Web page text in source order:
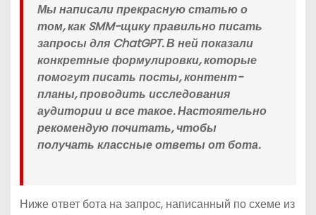
Мы написали прекрасную статью о
том, как SMM-щику правильно писать
запросы для ChatGPT. В ней показали
конкретные формулировки, которые
помогут писать посты, контент-
планы, проводить исследования
аудитории и все такое. Настоятельно
рекомендую почитать, чтобы
получать классные ответы от бота.
Ниже ответ бота на запрос, написанный по схеме из